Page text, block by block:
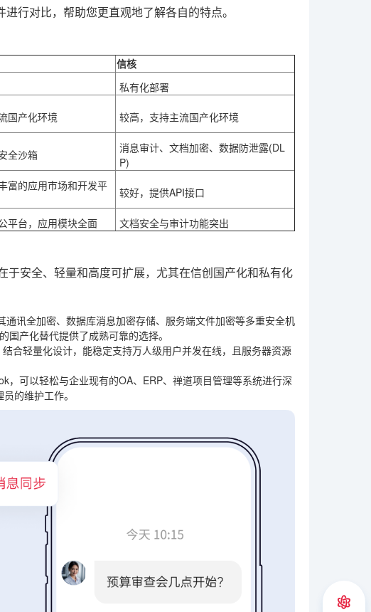
行对比，帮助您更直观地了解各自的特点。
信核
私有化部署
国产化环境 较高，支持主流国产化环境
全沙箱 消息审计、文档加密、数据防泄露(DL
P)
富的应用市场和开发平
较好，提供API接口
平台，应用模块全面 文档安全与审计功能突出
安全、轻量和高度可扩展，尤其在信创国产化和私有化
讯全加密、数据库消息加密存储、服务端文件加密等多重安全机
产化替代提供了成熟可靠的选择。
合轻量化设计，能稳定支持万人级用户并发在线，且服务器资源
可以轻松与企业现有的OA、ERP、禅道项目管理等系统进行深
的维护工作。